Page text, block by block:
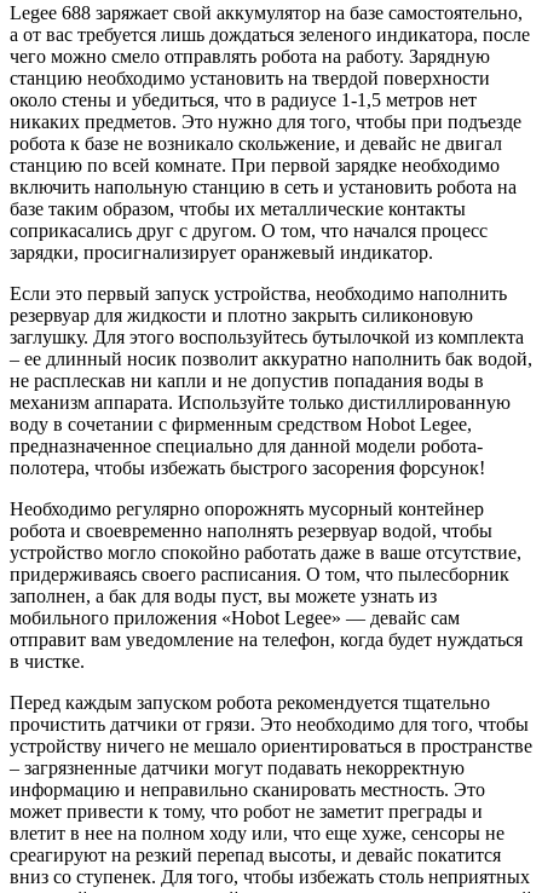
Legee 688 заряжает свой аккумулятор на базе самостоятельно,
а от вас требуется лишь дождаться зеленого индикатора, после
чего можно смело отправлять робота на работу. Зарядную
станцию необходимо установить на твердой поверхности
около стены и убедиться, что в радиусе 1-1,5 метров нет
никаких предметов. Это нужно для того, чтобы при подъезде
робота к базе не возникало скольжение, и девайс не двигал
станцию по всей комнате. При первой зарядке необходимо
включить напольную станцию в сеть и установить робота на
базе таким образом, чтобы их металлические контакты
соприкасались друг с другом. О том, что начался процесс
зарядки, просигнализирует оранжевый индикатор.
Если это первый запуск устройства, необходимо наполнить
резервуар для жидкости и плотно закрыть силиконовую
заглушку. Для этого воспользуйтесь бутылочкой из комплекта
– ее длинный носик позволит аккуратно наполнить бак водой,
не расплескав ни капли и не допустив попадания воды в
механизм аппарата. Используйте только дистиллированную
воду в сочетании с фирменным средством Hobot Legee,
предназначенное специально для данной модели робота-
полотера, чтобы избежать быстрого засорения форсунок!
Необходимо регулярно опорожнять мусорный контейнер
робота и своевременно наполнять резервуар водой, чтобы
устройство могло спокойно работать даже в ваше отсутствие,
придерживаясь своего расписания. О том, что пылесборник
заполнен, а бак для воды пуст, вы можете узнать из
мобильного приложения «Hobot Legee» — девайс сам
отправит вам уведомление на телефон, когда будет нуждаться
в чистке.
Перед каждым запуском робота рекомендуется тщательно
прочистить датчики от грязи. Это необходимо для того, чтобы
устройству ничего не мешало ориентироваться в пространстве
– загрязненные датчики могут подавать некорректную
информацию и неправильно сканировать местность. Это
может привести к тому, что робот не заметит преграды и
влетит в нее на полном ходу или, что еще хуже, сенсоры не
среагируют на резкий перепад высоты, и девайс покатится
вниз со ступенек. Для того, чтобы избежать столь неприятных